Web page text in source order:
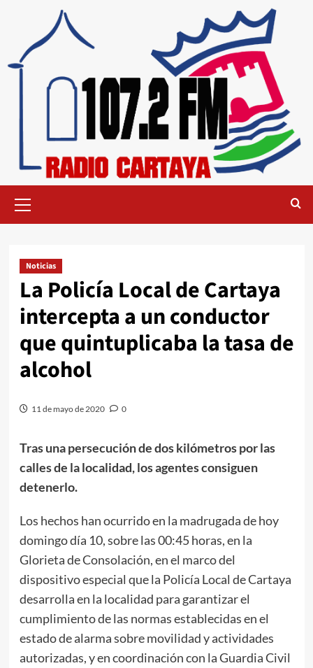
Noticias
La Policía Local de Cartaya
intercepta a un conductor
que quintuplicaba la tasa de
alcohol
11 de mayo de 2020 0
Tras una persecución de dos kilómetros por las
calles de la localidad, los agentes consiguen
detenerlo.
Los hechos han ocurrido en la madrugada de hoy
domingo día 10, sobre las 00:45 horas, en la
Glorieta de Consolación, en el marco del
dispositivo especial que la Policía Local de Cartaya
desarrolla en la localidad para garantizar el
cumplimiento de las normas establecidas en el
estado de alarma sobre movilidad y actividades
autorizadas, y en coordinación con la Guardia Civil